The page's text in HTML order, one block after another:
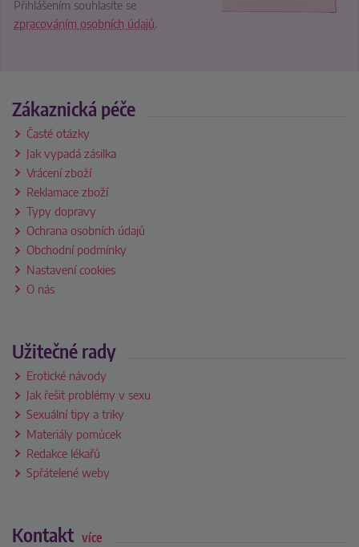
Přihlášením souhlasíte se
zpracováním osobních údajů.
Zákaznická péče
Časté otázky
Jak vypadá zásilka
Vrácení zboží
Reklamace zboží
Typy dopravy
Ochrana osobních údajů
Obchodní podmínky
Nastavení cookies
O nás
Užitečné rady
Erotické návody
Jak řešit problémy v sexu
Sexuální tipy a triky
Materiály pomůcek
Redakce lékařů
Spřátelené weby
Kontakt více